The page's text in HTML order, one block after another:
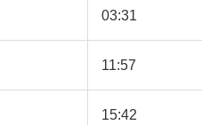
03:31
11:57
15:42